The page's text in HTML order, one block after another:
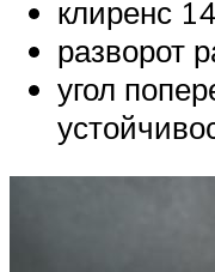
клиренс
разворот
угол